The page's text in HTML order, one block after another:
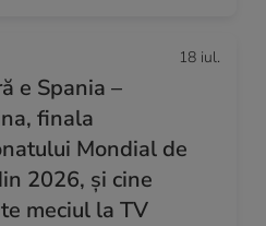
18 iul.
e Spania –
finala
Mondial de
2026, și cine
meciul la TV